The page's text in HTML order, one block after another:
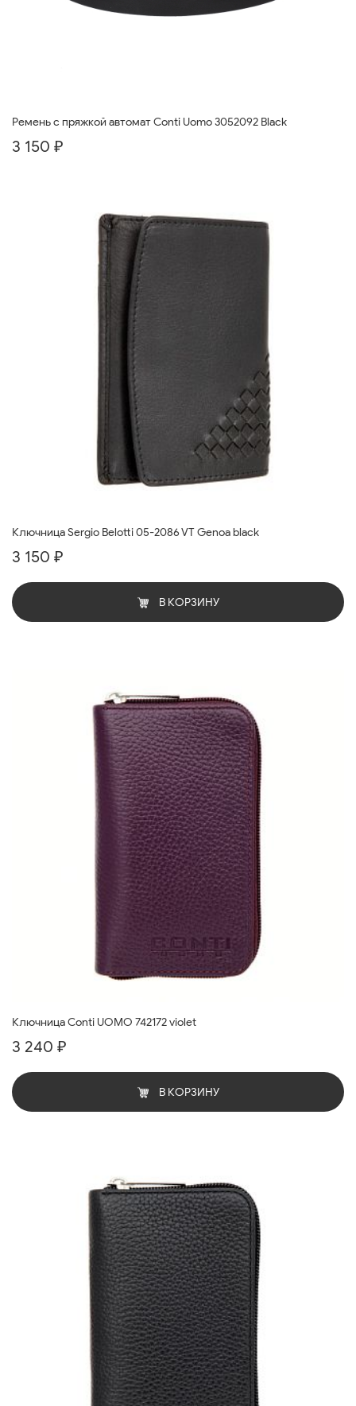
Ремень с пряжкой автомат Conti Uomo 3052092 Black
3 150 ₽
Ключница Sergio Belotti 05-2086 VT Genoa black
3 150 ₽
В КОРЗИНУ
Ключница Conti UOMO 742172 violet
3 240 ₽
В КОРЗИНУ